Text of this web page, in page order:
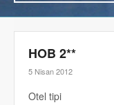
HOB 2**
5 Nisan 2012
Otel tipi